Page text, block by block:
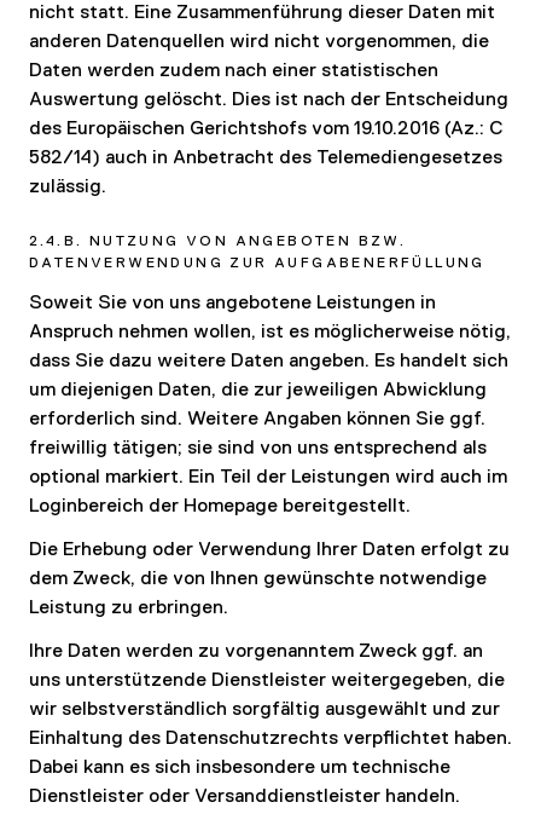
nicht statt. Eine Zusammenführung dieser Daten mit
anderen Datenquellen wird nicht vorgenommen, die
Daten werden zudem nach einer statistischen
Auswertung gelöscht. Dies ist nach der Entscheidung
des Europäischen Gerichtshofs vom 19.10.2016 (Az.: C
582/14) auch in Anbetracht des Telemediengesetzes
zulässig.
2.4.B. NUTZUNG VON ANGEBOTEN BZW.
DATENVERWENDUNG ZUR AUFGABENERFÜLLUNG
Soweit Sie von uns angebotene Leistungen in
Anspruch nehmen wollen, ist es möglicherweise nötig,
dass Sie dazu weitere Daten angeben. Es handelt sich
um diejenigen Daten, die zur jeweiligen Abwicklung
erforderlich sind. Weitere Angaben können Sie ggf.
freiwillig tätigen; sie sind von uns entsprechend als
optional markiert. Ein Teil der Leistungen wird auch im
Loginbereich der Homepage bereitgestellt.
Die Erhebung oder Verwendung Ihrer Daten erfolgt zu
dem Zweck, die von Ihnen gewünschte notwendige
Leistung zu erbringen.
Ihre Daten werden zu vorgenanntem Zweck ggf. an
uns unterstützende Dienstleister weitergegeben, die
wir selbstverständlich sorgfältig ausgewählt und zur
Einhaltung des Datenschutzrechts verpflichtet haben.
Dabei kann es sich insbesondere um technische
Dienstleister oder Versanddienstleister handeln.